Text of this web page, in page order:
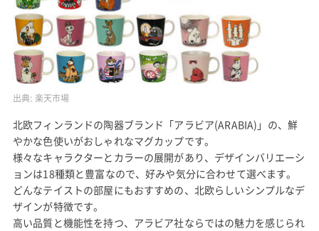
出典: 楽天市場
北欧フィンランドの陶器ブランド「アラビア(ARABIA)」の、鮮
やかな色使いがおしゃれなマグカップです。
様々なキャラクターとカラーの展開があり、デザインバリエーシ
ョンは18種類と豊富なので、好みや気分に合わせて選べます。
どんなテイストの部屋にもおすすめの、北欧らしいシンプルなデ
ザインが特徴です。
高い品質と機能性を持つ、アラビア社ならではの魅力を感じられ